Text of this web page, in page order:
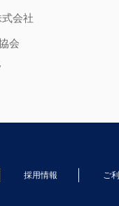
会社
会
採用情報 ご